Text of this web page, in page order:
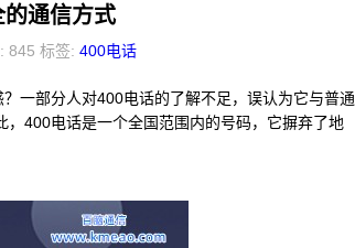
通信方式
845 标签: 400电话
一部分人对400电话的了解不足，误认为它与普通
400电话是一个全国范围内的号码，它摒弃了地